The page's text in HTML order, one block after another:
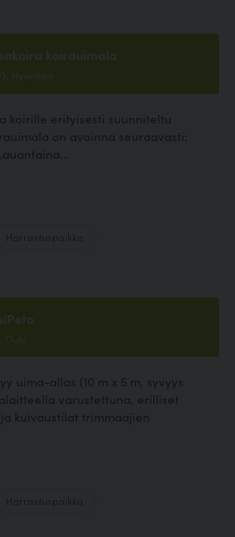
koirauimala
Hyvinkää
koirille erityisesti suunniteltu
on avoinna seuraavasti:
Oulu
uima-allas (10 m x 5 m, syvyys
varustettuna, erilliset
kuivaustilat trimmaajien